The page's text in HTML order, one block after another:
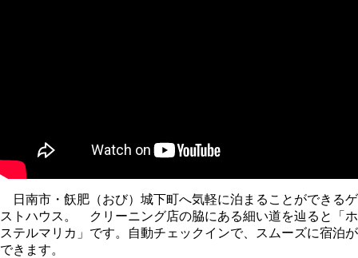
日南市・飫肥（おび）城下町へ気軽に泊まることができるゲ
ストハウス。 クリーニング店の脇にある細い道を辿ると「ホ
ステルマリカ」です。自動チェックインで、スムーズに宿泊が
できます。